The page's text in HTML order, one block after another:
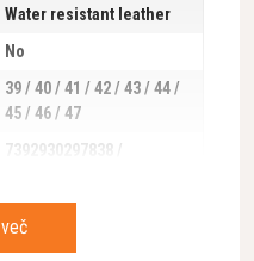
Water resistant leather
No
39 / 40 / 41 / 42 / 43 / 44 /
45 / 46 / 47
7392930297838 /
7392930297852 /
7392930297869 /
7392930297876 /